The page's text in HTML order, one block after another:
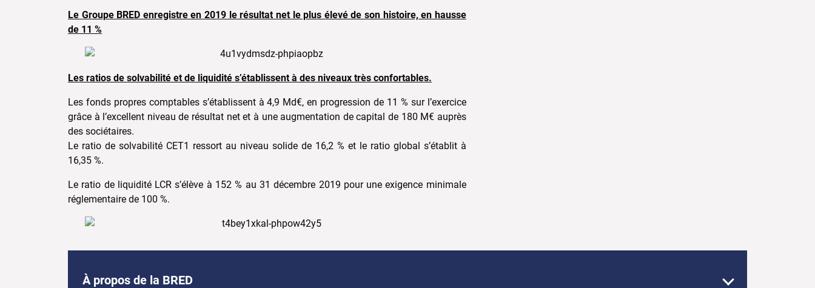
Le Groupe BRED enregistre en 2019 le résultat net le plus élevé de son histoire, en hausse
de 11 %
Les ratios de solvabilité et de liquidité s’établissent à des niveaux très confortables.
Les fonds propres comptables s’établissent à 4,9 Md€, en progression de 11 % sur l’exercice
grâce à l’excellent niveau de résultat net et à une augmentation de capital de 180 M€ auprès
des sociétaires.
Le ratio de solvabilité CET1 ressort au niveau solide de 16,2 % et le ratio global s’établit à
16,35 %.
Le ratio de liquidité LCR s’élève à 152 % au 31 décembre 2019 pour une exigence minimale
réglementaire de 100 %.
À propos de la BRED